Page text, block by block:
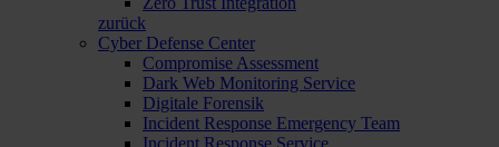
zurück
Cyber Defense Center
Compromise Assessment
Dark Web Monitoring Service
Digitale Forensik
Incident Response Emergency Team